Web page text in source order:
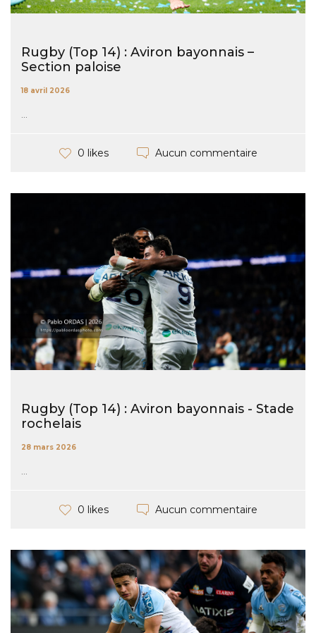
Rugby (Top 14) : Aviron bayonnais –
Section paloise
18 avril 2026
...
0 likes Aucun commentaire
Rugby (Top 14) : Aviron bayonnais - Stade
rochelais
28 mars 2026
...
0 likes Aucun commentaire